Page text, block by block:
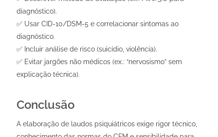
diagnóstico).
✅ Usar CID-10/DSM-5 e correlacionar sintomas ao
diagnóstico.
✅ Incluir análise de risco (suicídio, violência).
✅ Evitar jargões não médicos (ex.: “nervosismo” sem
explicação técnica).
Conclusão
A elaboração de laudos psiquiátricos exige rigor técnico,